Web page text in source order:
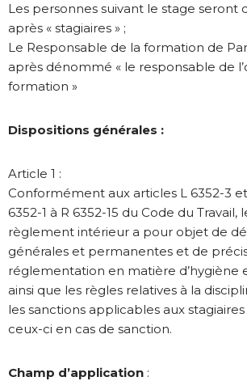
Les personnes suivant le stage seront
après « stagiaires » ;
Le Responsable de la formation de
après dénommé « le responsable de
formation »
Dispositions générales :
Article 1 :
Conformément aux articles L 6352-3
6352-1 à R 6352-15 du Code du Travail,
règlement intérieur a pour objet de
générales et permanentes et de
réglementation en matière d’hygiène
ainsi que les règles relatives à la
les sanctions applicables aux
ceux-ci en cas de sanction.
Champ d’application :